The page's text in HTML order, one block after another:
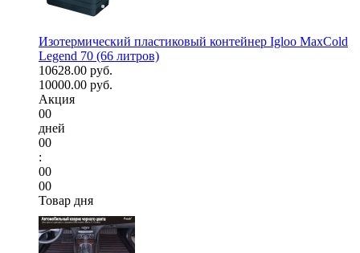
Изотермический пластиковый контейнер Igloo MaxCold
Legend 70 (66 литров)
10628.00 руб.
10000.00 руб.
Акция
00
дней
00
:
00
00
Товар дня